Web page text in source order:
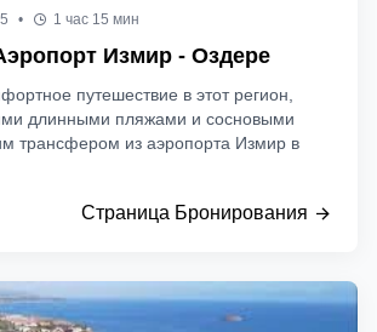
• 1 час 15 мин
Измир - Оздере
путешествие в этот регион,
длинными пляжами и сосновыми
трансфером из аэропорта Измир в
Страница Бронирования